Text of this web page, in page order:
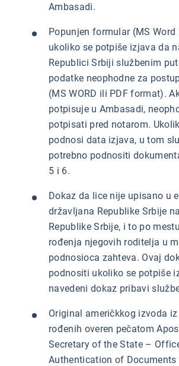
Ambasadi.
Popunjen formular (MS
ukoliko se potpiše izjava da
Republici Srbiji službenim
podatke neophodne za
(MS WORD ili PDF format).
potpisuje u Ambasadi,
potpisati pred notarom.
podnosi data izjava, u tom
potrebno podnositi
5 i 6.
Dokaz da lice nije upisano u
državljana Republike Srbije
Republike Srbije, i to po
rođenja njegovih roditelja u
podnosioca zahteva. Ovaj
podnositi ukoliko se potpiše
navedeni dokaz pribavi
Original američkkog izvoda
rođenih overen pečatom
Secretary of the State –
Authentication of Documents